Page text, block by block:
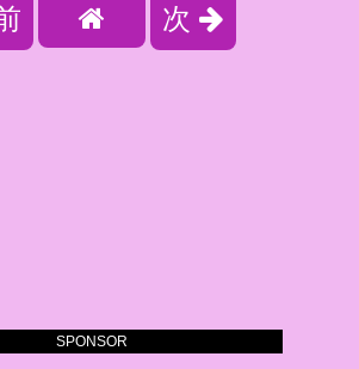
次
SPONSOR